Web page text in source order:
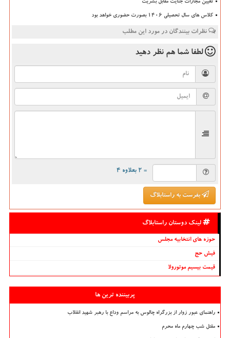
تعیین مجازات جنایت مقابل بشریت
کلاس های سال تحصیلی ۱۴۰۶ بصورت حضوری خواهد بود
نظرات بینندگان در مورد این مطلب
لطفا شما هم نظر دهید
= ۲ بعلاوه ۴
بفرست به راستابلاگ
لینک دوستان راستابلاگ
حوزه های انتخابیه مجلس
فیش حج
قیمت بیسیم موتورولا
پربیننده ترین ها
راهنمای عبور زوار از بزرگراه چالوس به مراسم وداع با رهبر شهید انقلاب
مقتل شب چهارم ماه محرم